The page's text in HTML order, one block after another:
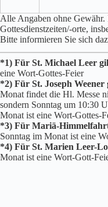
Alle Angaben ohne Gewähr.
Gottesdienstzeiten/-orte,
Bitte informieren Sie sich
*1) Für St. Michael Leer
eine Wort-Gottes-Feier
*2) Für St. Joseph Weener
Monat findet die Hl. Messe
sondern Sonntag um 10:30
Monat ist eine Wort-Gottes-
*3) Für Mariä-
Sonntag im Monat ist eine
*4) Für St. Marien Leer-
Monat ist eine Wort-Gott-